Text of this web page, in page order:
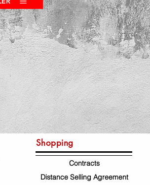
Shopping
Contracts
Distance Selling Agreement